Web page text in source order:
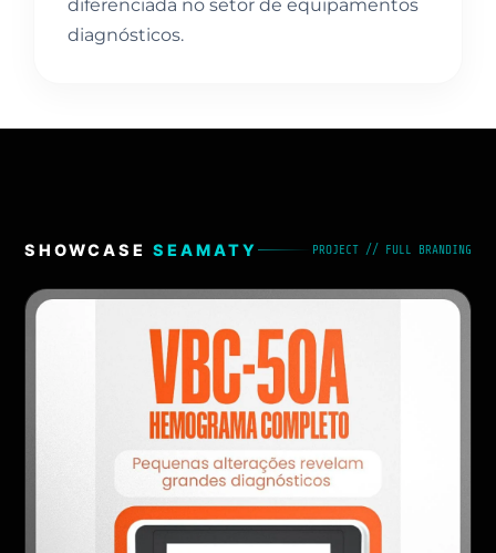
diferenciada no setor de equipamentos
diagnósticos.
SHOWCASESEAMATY PROJECT // FULL BRANDING